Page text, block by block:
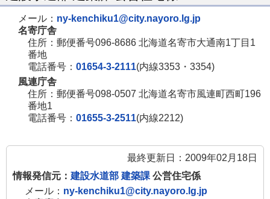
メール： ny-kenchiku1@city.nayoro.lg.jp
名寄庁舎
住所：郵便番号096-8686 北海道名寄市大通南1丁目1
番地
電話番号： 01654-3-2111(内線3353・3354)
風連庁舎
住所：郵便番号098-0507 北海道名寄市風連町西町196
番地1
電話番号： 01655-3-2511(内線2212)
最終更新日：2009年02月18日
情報発信元： 建設水道部 建築課 公営住宅係
メール： ny-kenchiku1@city.nayoro.lg.jp